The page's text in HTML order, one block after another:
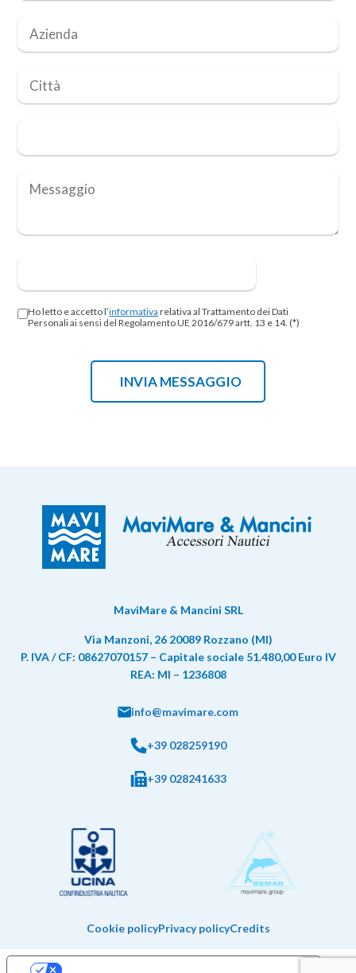
Ho letto e accetto l’informativa relativa al Trattamento dei Dati
Personali ai sensi del Regolamento UE 2016/679 artt. 13 e 14. (*)
MaviMare & Mancini SRL
Via Manzoni, 26 20089 Rozzano (MI)
P. IVA / CF: 08627070157 – Capitale sociale 51.480,00 Euro IV
REA: MI – 1236808
info@mavimare.com
+39 028259190
+39 028241633
Cookie policyPrivacy policyCredits
Le tue preferenze relative alla privacy